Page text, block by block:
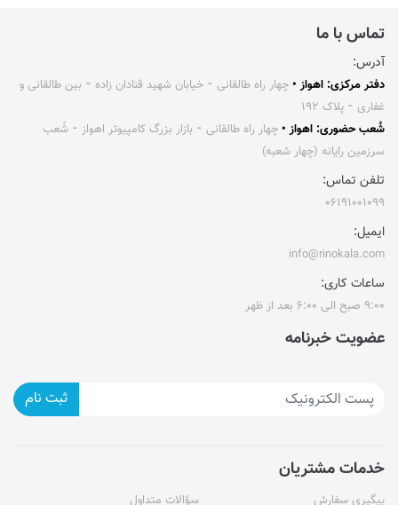
تماس با ما
آدرس:
دفتر مرکزی: اهواز • چهار راه طالقانی ⁃ خیابان شهید قنادان زاده ⁃ بین طالقانی و
غفاری ⁃ پلاک ۱۹۲
شُعب حضوری: اهواز • چهار راه طالقانی ⁃ بازار بزرگ کامپیوتر اهواز ⁃ شُعب
سرزمین رایانه (چهار شعبه)
تلفن تماس:
۰۶۱۹۱۰۰۱۰۹۹
ایمیل:
info@rinokala.com
ساعات کاری:
۹:۰۰ صبح الی ۶:۰۰ بعد از ظهر
عضویت خبرنامه
ثبت نام
خدمات مشتریان
پیگیری سفارش سؤالات متداول